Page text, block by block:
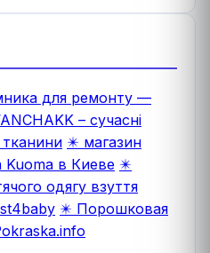
для ремонту —
– сучасні
тканини ✴️ магазин
в Киеве ✴️
одягу взуття
✴️ Порошковая